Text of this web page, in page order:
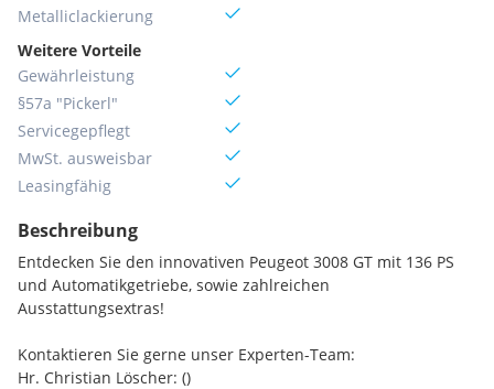
Metallic­lackierung
Weitere Vorteile
Gewährleistung
§57a "Pickerl"
Servicegepflegt
MwSt. ausweisbar
Leasingfähig
Beschreibung
Entdecken Sie den innovativen Peugeot 3008 GT mit 136 PS
und Automatikgetriebe, sowie zahlreichen
Ausstattungsextras!
Kontaktieren Sie gerne unser Experten-Team:
Hr. Christian Löscher: ()